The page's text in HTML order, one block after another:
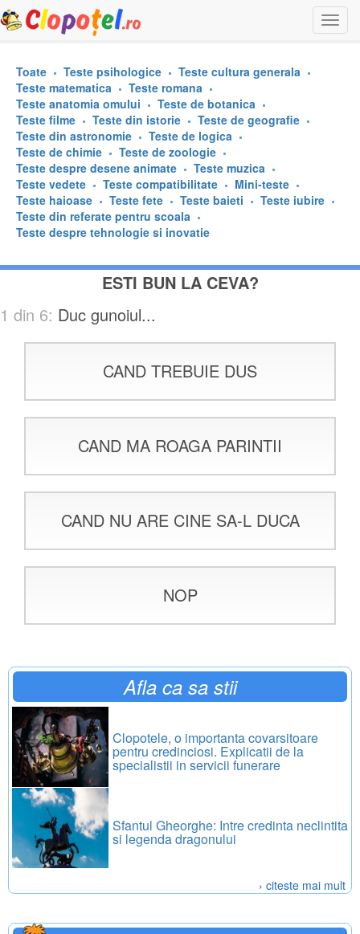
Toate Teste psihologice
Teste cultura generala
Teste matematica
Teste romana
Teste anatomia omului
Teste de botanica
Teste filme
Teste din istorie
Teste de geografie
Teste din astronomie
Teste de logica
Teste de chimie
Teste de zoologie
Teste despre desene animate
Teste muzica
Teste vedete
Teste compatibilitate
Mini-teste
Teste haioase
Teste fete Teste baieti
Teste iubire
Teste din referate pentru scoala
Teste despre tehnologie si inovatie
ESTI BUN LA CEVA?
1 din 6: Duc gunoiul...
CAND TREBUIE DUS
CAND MA ROAGA PARINTII
CAND NU ARE CINE SA-L DUCA
NOP
Afla ca sa stii
Clopotele, o importanta covarsitoare
pentru credinciosi. Explicatii de la
specialistii in servicii funerare
Sfantul Gheorghe: Intre credinta neclintita
si legenda dragonului
› citeste mai mult